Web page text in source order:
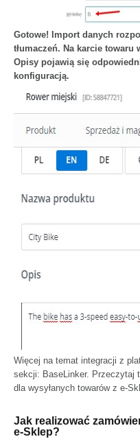
Gotowe! Import danych
tłumaczeń. Na karcie towaru
Opisy pojawią się
konfiguracją.
Więcej na temat integracji z
sekcji: BaseLinker. Przeczytaj
dla wysyłanych towarów z e-
Jak realizować
e-Sklep?